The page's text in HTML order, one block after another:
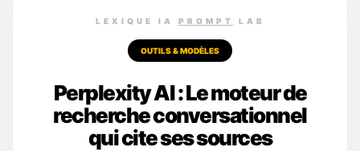
LEXIQUE IA PROMPT LAB
OUTILS & MODÈLES
Perplexity AI : Le moteur de
recherche conversationnel
qui cite ses sources